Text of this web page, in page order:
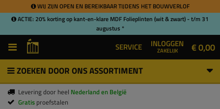
WIJ ZIJN OPEN EN BEREIKBAAR TIJDENS HET BOUWVERLOF
ACTIE: 20% korting op kant-en-klare MDF Folieplinten (wit & zwart) - t/m 31
augustus *
SERVICE INLOGGEN
ZAKELIJK € 0,00
ZOEKEN DOOR ONS ASSORTIMENT
Levering door heel Nederland en België
Gratis proefstalen